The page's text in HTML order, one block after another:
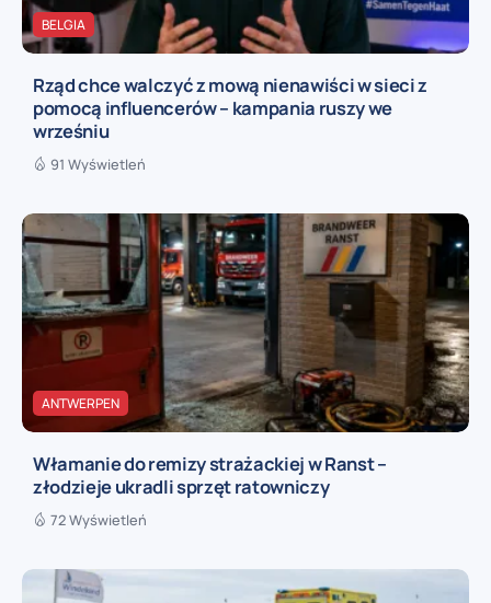
BELGIA
Rząd chce walczyć z mową nienawiści w sieci z
pomocą influencerów – kampania ruszy we
wrześniu
91 Wyświetleń
ANTWERPEN
Włamanie do remizy strażackiej w Ranst –
złodzieje ukradli sprzęt ratowniczy
72 Wyświetleń